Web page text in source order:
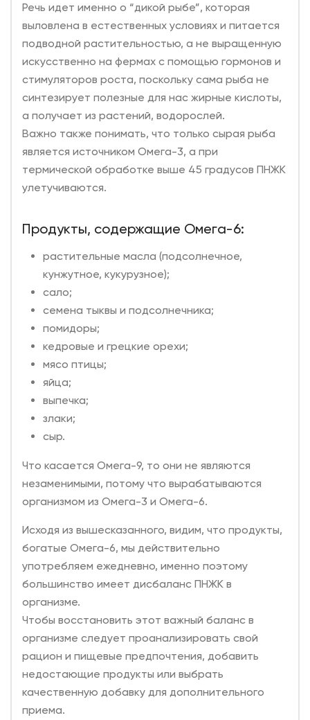
Речь идет именно о “дикой рыбе”, которая
выловлена в естественных условиях и питается
подводной растительностью, а не выращенную
искусственно на фермах с помощью гормонов и
стимуляторов роста, поскольку сама рыба не
синтезирует полезные для нас жирные кислоты,
а получает из растений, водорослей.
Важно также понимать, что только сырая рыба
является источником Омега-3, а при
термической обработке выше 45 градусов ПНЖК
улетучиваются.
Продукты, содержащие Омега-6:
растительные масла (подсолнечное,
кунжутное, кукурузное);
сало;
семена тыквы и подсолнечника;
помидоры;
кедровые и грецкие орехи;
мясо птицы;
яйца;
выпечка;
злаки;
сыр.
Что касается Омега-9, то они не являются
незаменимыми, потому что вырабатываются
организмом из Омега-3 и Омега-6.
Исходя из вышесказанного, видим, что продукты,
богатые Омега-6, мы действительно
употребляем ежедневно, именно поэтому
большинство имеет дисбаланс ПНЖК в
организме.
Чтобы восстановить этот важный баланс в
организме следует проанализировать свой
рацион и пищевые предпочтения, добавить
недостающие продукты или выбрать
качественную добавку для дополнительного
приема.